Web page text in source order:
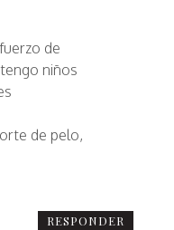
de
niños
de pelo,
RESPONDER